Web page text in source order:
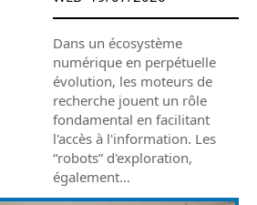
Dans un écosystème
numérique en perpétuelle
évolution, les moteurs de
recherche jouent un rôle
fondamental en facilitant
l'accès à l'information. Les
“robots” d'exploration,
également…